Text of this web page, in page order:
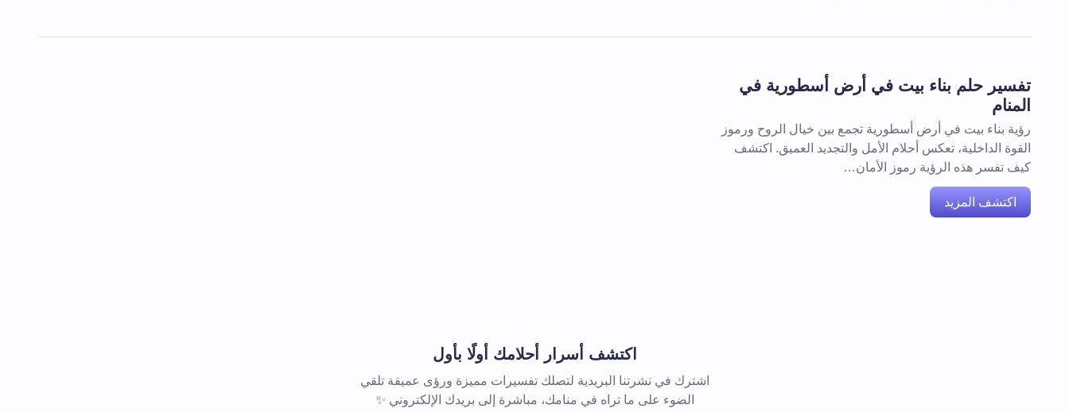
تفسير حلم بناء بيت في أرض أسطورية في
المنام
رؤية بناء بيت في أرض أسطورية تجمع بين خيال الروح ورموز
القوة الداخلية، تعكس أحلام الأمل والتجديد العميق. اكتشف
كيف تفسر هذه الرؤية رموز الأمان…
اكتشف المزيد
اكتشف أسرار أحلامك أولًا بأول
اشترك في نشرتنا البريدية لتصلك تفسيرات مميزة ورؤى عميقة تلقي
الضوء على ما تراه في منامك، مباشرة إلى بريدك الإلكتروني ✨